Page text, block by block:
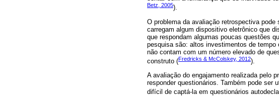
Betz, 2005).
O problema da avaliação retrospectiva
carregam algum dispositivo eletrônico que
que respondam algumas poucas questões
pesquisa são: altos investimentos de
não contam com um número elevado de
construto (Fredricks & McColskey, 2012).
A avaliação do engajamento realizada pelo
responder questionários. Também pode ser
difícil de captá-la em questionários